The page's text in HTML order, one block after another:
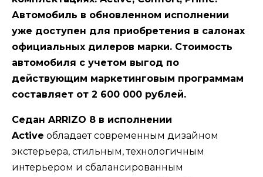
Автомобиль в обновленном исполнении
уже доступен для приобретения в салонах
официальных дилеров марки. Стоимость
автомобиля с учетом выгод по
действующим маркетинговым программам
составляет от 2 600 000 рублей.
Седан ARRIZO 8 в исполнении
Active обладает современным дизайном
экстерьера, стильным, технологичным
интерьером и сбалансированным